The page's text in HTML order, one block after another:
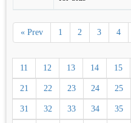
« Prev 1 2 3 4
11 12 13 14 15
21 22 23 24 25
31 32 33 34 35